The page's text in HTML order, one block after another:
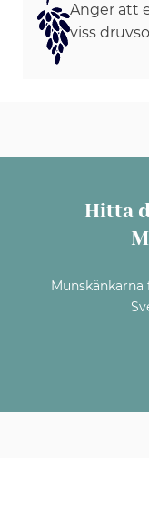
Anger att
viss
Hitta